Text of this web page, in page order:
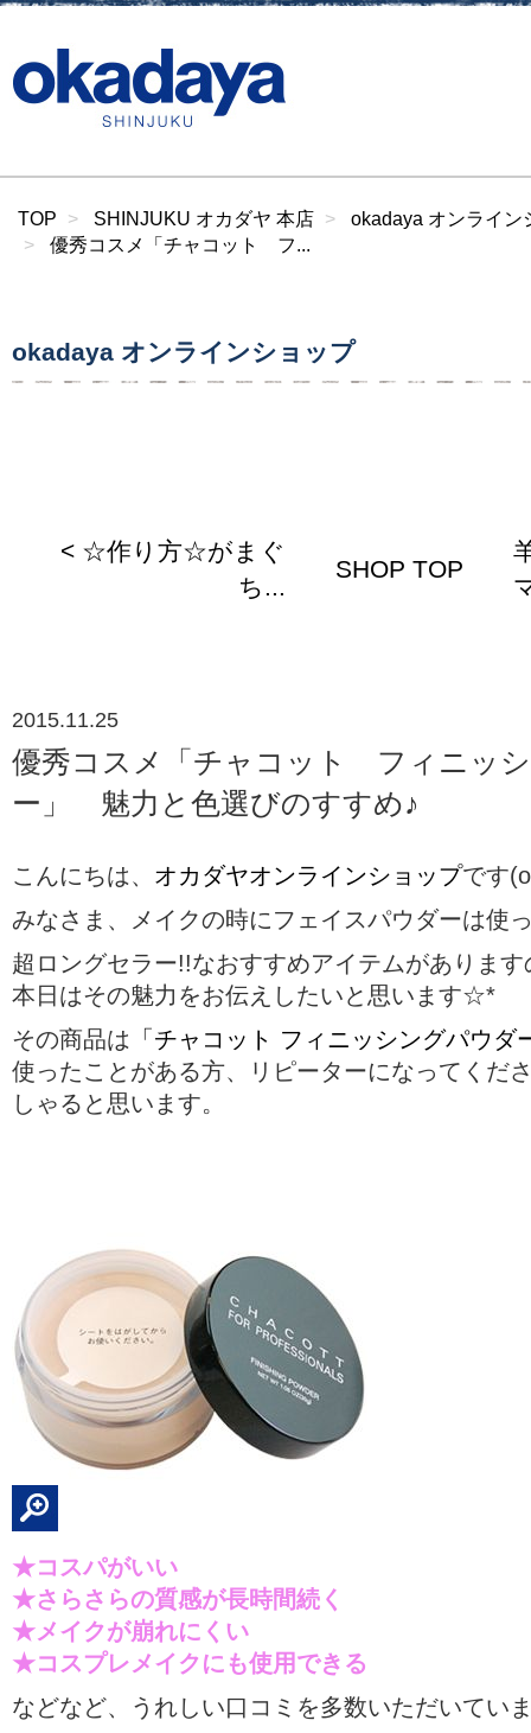
TOP SHINJUKU オカダヤ 本店
okadaya オンライン
優秀コスメ「チャコット フ...
okadaya オンラインショップ
< ☆作り方☆がまぐ
ち...
SHOP TOP
2015.11.25
優秀コスメ「チャコット フィニッ
ー」 魅力と色選びのすすめ♪
こんにちは、 オカダヤオンラインショップです
みなさま、メイクの時にフェイスパウダーは使
超ロングセラー!!なおすすめアイテムがあります
本日はその魅力をお伝えしたいと思います☆*
その商品は 「チャコット フィニッシングパウダ
使ったことがある方、リピーターになってくだ
しゃると思います。
★コスパがいい
★さらさらの質感が長時間続く
★メイクが崩れにくい
★コスプレメイクにも使用できる
などなど、うれしい口コミを多数いただいてい